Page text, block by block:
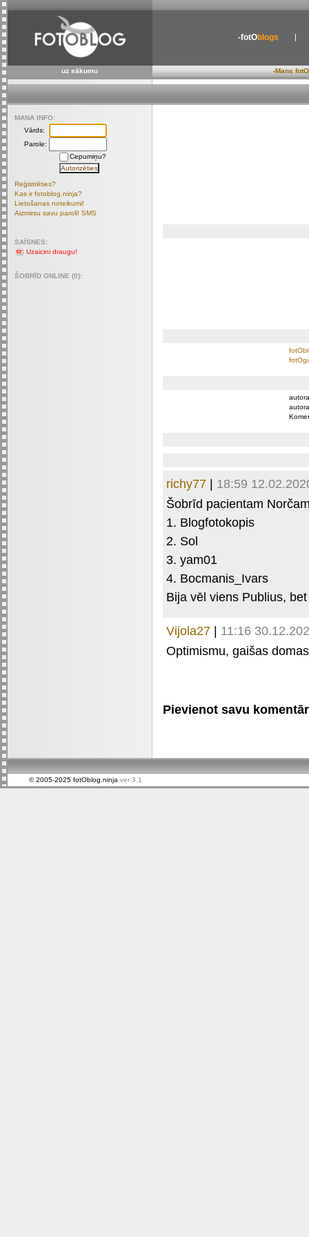
-fotOblogs
uz sākumu -Mans
richy77 | 18:59
Šobrīd pacientam
1. Blogfotokopis
2. Sol
3. yam01
4. Bocmanis_Ivars
Bija vēl viens Publius,
Vijola27 | 11:16
Optimismu, gaišas
Pievienot savu
MANA INFO:
Vārds:
Parole:
Cepumiņu?
Reģistrēties?
Kas ir fotoblog.ninja?
Lietošanas noteikumi!
Aizmirsu savu paroli! SMS
SAĪSNES:
Uzaicini draugu!
ŠOBRĪD ONLINE (0):
© 2005-2025 fotOblog.ninja ver 3.1